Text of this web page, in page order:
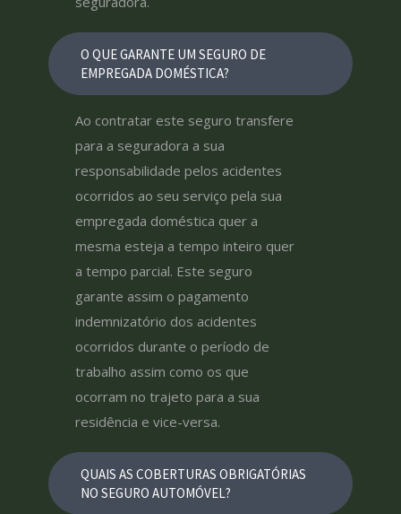
O QUE GARANTE UM SEGURO DE
EMPREGADA DOMÉSTICA?
Ao contratar este seguro transfere
para a seguradora a sua
responsabilidade pelos acidentes
ocorridos ao seu serviço pela sua
empregada doméstica quer a
mesma esteja a tempo inteiro quer
a tempo parcial. Este seguro
garante assim o pagamento
indemnizatório dos acidentes
ocorridos durante o período de
trabalho assim como os que
ocorram no trajeto para a sua
residência e vice-versa.
QUAIS AS COBERTURAS OBRIGATÓRIAS
NO SEGURO AUTOMÓVEL?